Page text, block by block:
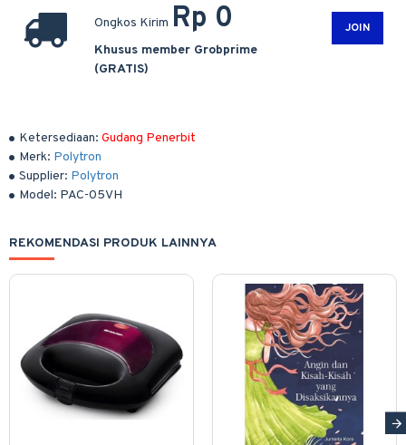
Ketersediaan: Gudang Penerbit
Merk: Polytron
Supplier: Polytron
Model: PAC-05VH
Ongkos Kirim Rp 0
Khusus member Grobprime
(GRATIS)
JOIN
REKOMENDASI PRODUK LAINNYA